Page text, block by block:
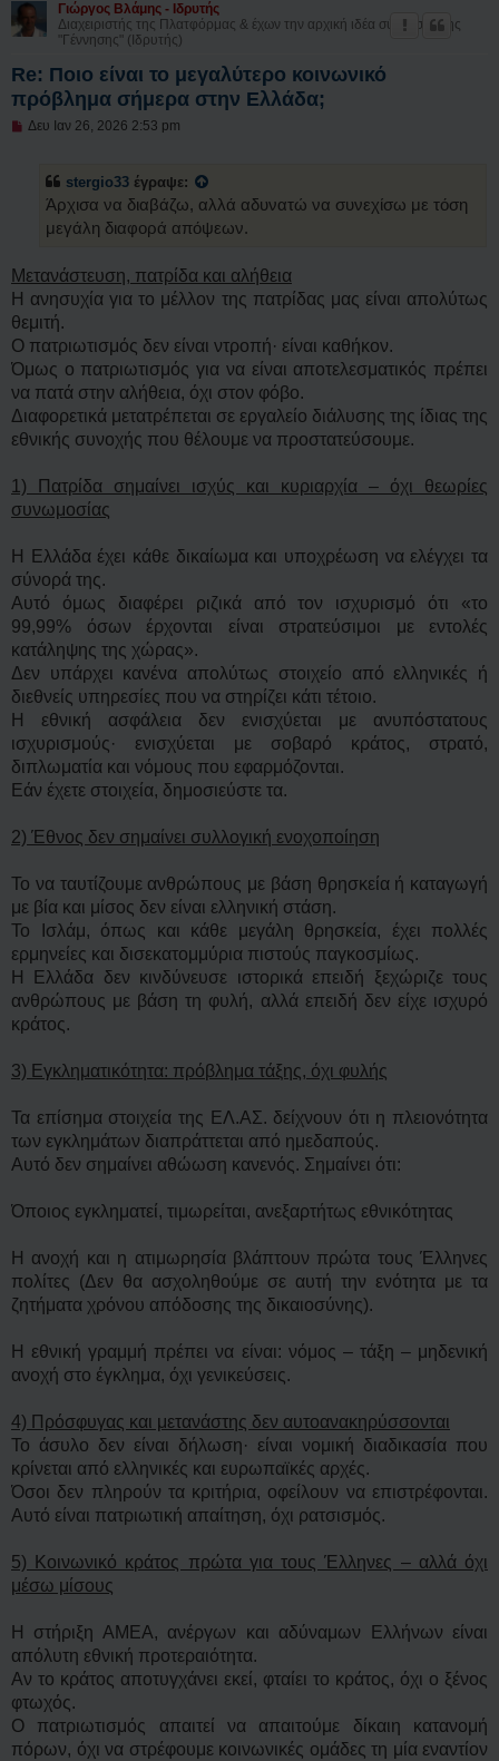
Γιώργος Βλάμης - Ιδρυτής
Διαχειριστής της Πλατφόρμας & έχων την αρχική ιδέα σύστασης της
"Γέννησης" (Ιδρυτής)
Re: Ποιο είναι το μεγαλύτερο κοινωνικό
πρόβλημα σήμερα στην Ελλάδα;
Μ
μ
έ
δ
η
ο
σ
ε
υ
Δευ Ιαν 26, 2026 2:53 pm
stergio33 έγραψε:
Άρχισα να διαβάζω, αλλά αδυνατώ να συνεχίσω με τόση
μεγάλη διαφορά απόψεων.
Μετανάστευση, πατρίδα και αλήθεια
Η ανησυχία για το μέλλον της πατρίδας μας είναι απολύτως
θεμιτή.
Ο πατριωτισμός δεν είναι ντροπή· είναι καθήκον.
Όμως ο πατριωτισμός για να είναι αποτελεσματικός πρέπει
να πατά στην αλήθεια, όχι στον φόβο.
Διαφορετικά μετατρέπεται σε εργαλείο διάλυσης της ίδιας της
εθνικής συνοχής που θέλουμε να προστατεύσουμε.
1) Πατρίδα σημαίνει ισχύς και κυριαρχία – όχι θεωρίες
συνωμοσίας
Η Ελλάδα έχει κάθε δικαίωμα και υποχρέωση να ελέγχει τα
σύνορά της.
Αυτό όμως διαφέρει ριζικά από τον ισχυρισμό ότι «το
99,99% όσων έρχονται είναι στρατεύσιμοι με εντολές
κατάληψης της χώρας».
Δεν υπάρχει κανένα απολύτως στοιχείο από ελληνικές ή
διεθνείς υπηρεσίες που να στηρίζει κάτι τέτοιο.
Η εθνική ασφάλεια δεν ενισχύεται με ανυπόστατους
ισχυρισμούς· ενισχύεται με σοβαρό κράτος, στρατό,
διπλωματία και νόμους που εφαρμόζονται.
Εάν έχετε στοιχεία, δημοσιεύστε τα.
2) Έθνος δεν σημαίνει συλλογική ενοχοποίηση
Το να ταυτίζουμε ανθρώπους με βάση θρησκεία ή καταγωγή
με βία και μίσος δεν είναι ελληνική στάση.
Το Ισλάμ, όπως και κάθε μεγάλη θρησκεία, έχει πολλές
ερμηνείες και δισεκατομμύρια πιστούς παγκοσμίως.
Η Ελλάδα δεν κινδύνευσε ιστορικά επειδή ξεχώριζε τους
ανθρώπους με βάση τη φυλή, αλλά επειδή δεν είχε ισχυρό
κράτος.
3) Εγκληματικότητα: πρόβλημα τάξης, όχι φυλής
Τα επίσημα στοιχεία της ΕΛ.ΑΣ. δείχνουν ότι η πλειονότητα
των εγκλημάτων διαπράττεται από ημεδαπούς.
Αυτό δεν σημαίνει αθώωση κανενός. Σημαίνει ότι:
Όποιος εγκληματεί, τιμωρείται, ανεξαρτήτως εθνικότητας
Η ανοχή και η ατιμωρησία βλάπτουν πρώτα τους Έλληνες
πολίτες (Δεν θα ασχοληθούμε σε αυτή την ενότητα με τα
ζητήματα χρόνου απόδοσης της δικαιοσύνης).
Η εθνική γραμμή πρέπει να είναι: νόμος – τάξη – μηδενική
ανοχή στο έγκλημα, όχι γενικεύσεις.
4) Πρόσφυγας και μετανάστης δεν αυτοανακηρύσσονται
Το άσυλο δεν είναι δήλωση· είναι νομική διαδικασία που
κρίνεται από ελληνικές και ευρωπαϊκές αρχές.
Όσοι δεν πληρούν τα κριτήρια, οφείλουν να επιστρέφονται.
Αυτό είναι πατριωτική απαίτηση, όχι ρατσισμός.
5) Κοινωνικό κράτος πρώτα για τους Έλληνες – αλλά όχι
μέσω μίσους
Η στήριξη ΑΜΕΑ, ανέργων και αδύναμων Ελλήνων είναι
απόλυτη εθνική προτεραιότητα.
Αν το κράτος αποτυγχάνει εκεί, φταίει το κράτος, όχι ο ξένος
φτωχός.
Ο πατριωτισμός απαιτεί να απαιτούμε δίκαιη κατανομή
πόρων, όχι να στρέφουμε κοινωνικές ομάδες τη μία εναντίον